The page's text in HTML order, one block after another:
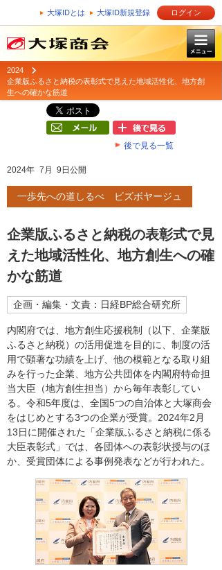
大塚IDとは 大塚ID新規登録 ログイン
2024
企業版ふるさと納税の表彰式で見えた地域活性化、地方創
生への確かな筋道
後で見る一覧
2024年 7月 9日公開
一歩先への道しるべ ビズボヤージュ
企業版ふるさと納税の表彰式で見
えた地域活性化、地方創生への確
かな筋道
企画・編集・文責：日経BP総合研究所
内閣府では、地方創生応援税制（以下、企業版
ふるさと納税）の活用促進を目的に、制度の活
用で顕著な功績を上げ、他の模範となる取り組
みを行った企業、地方公共団体を内閣府特命担
当大臣（地方創生担当）から毎年表彰してい
る。令和5年度は、全国5つの自治体と大塚商会
をはじめとする3つの企業が受賞。2024年2月
13日に開催された「企業版ふるさと納税に係る
大臣表彰式」では、各団体への表彰状授与のほ
か、受賞団体による事例発表などが行われた。